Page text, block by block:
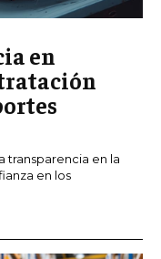
en
transparencia en la
en los